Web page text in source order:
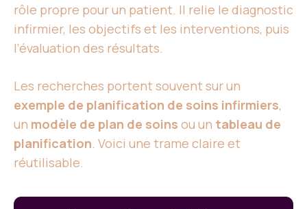
rôle propre pour un patient. Il relie le diagnostic
infirmier, les objectifs et les interventions, puis
l’évaluation des résultats.
Les recherches portent souvent sur un
exemple de planification de soins infirmiers,
un modèle de plan de soins ou un tableau de
planification. Voici une trame claire et
réutilisable.